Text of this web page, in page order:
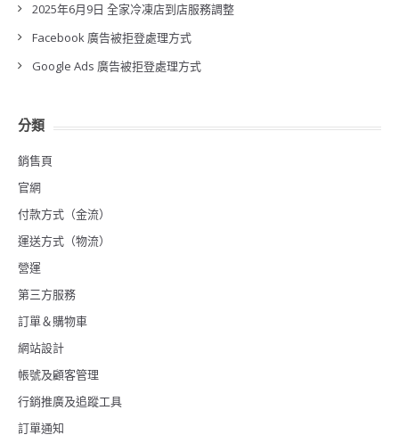
2025年6月9日 全家冷凍店到店服務調整
Facebook 廣告被拒登處理方式
Google Ads 廣告被拒登處理方式
分類
銷售頁
官網
付款方式（金流）
運送方式（物流）
營運
第三方服務
訂單＆購物車
網站設計
帳號及顧客管理
行銷推廣及追蹤工具
訂單通知